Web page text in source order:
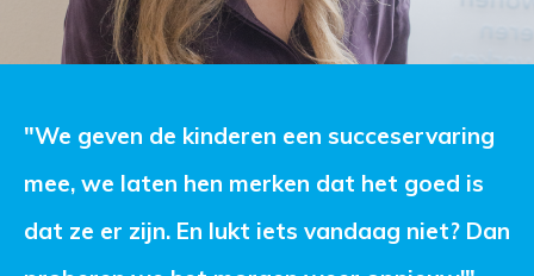
"We geven de kinderen een succeservaring
mee, we laten hen merken dat het goed is
dat ze er zijn. En lukt iets vandaag niet? Dan